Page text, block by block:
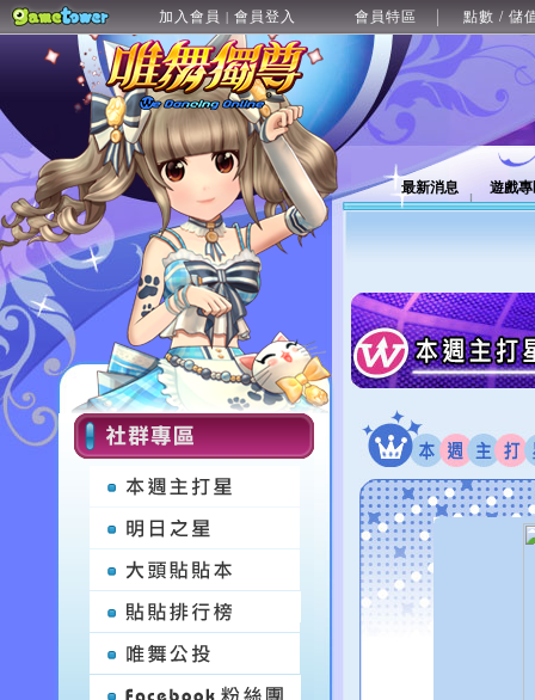
加入會員 | 會員登入 會員特區 點數 / 儲
最新消息 遊戲